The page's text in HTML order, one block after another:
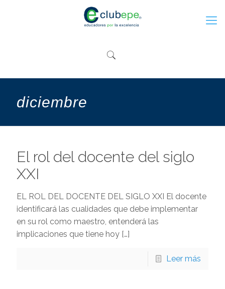
diciembre
El rol del docente del siglo
XXI
EL ROL DEL DOCENTE DEL SIGLO XXI El docente
identificará las cualidades que debe implementar
en su rol como maestro, entenderá las
implicaciones que tiene hoy […]
Leer más